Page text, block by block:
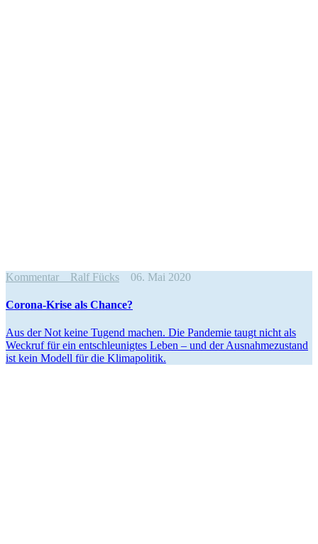
Kommentar Ralf Fücks 06. Mai 2020
Corona-Krise als Chance?
Aus der Not keine Tugend machen. Die Pandemie taugt nicht als
Weckruf für ein entschleu­nigtes Leben – und der Ausnah­me­zu­stand
ist kein Modell für die Klimapolitik.